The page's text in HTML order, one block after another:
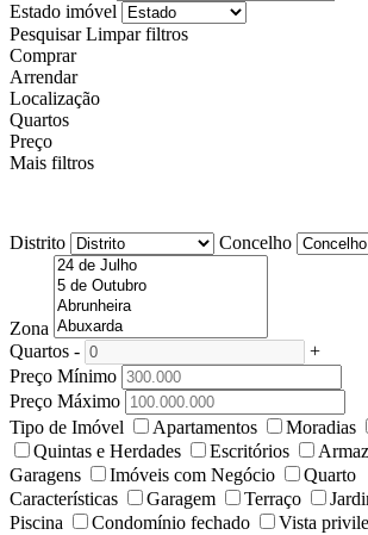
Estado imóvel
Pesquisar Limpar filtros
Comprar
Arrendar
Localização
Quartos
Preço
Mais filtros
Distrito Concelho
Zona
Quartos -
+
Preço Mínimo
Preço Máximo
Tipo de Imóvel
Apartamentos Moradias
Quintas e Herdades
Escritórios
Garagens
Imóveis com Negócio
Quarto
Características
Garagem Terraço
Piscina
Condomínio fechado Vista